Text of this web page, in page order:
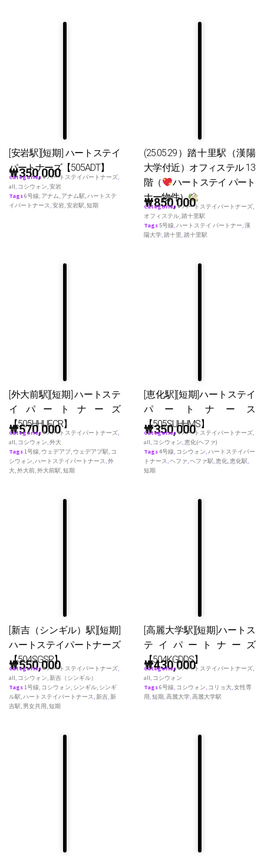
[安岩駅][短期] ハートステイ
パートナーズ【505ADT】
₩350,000
Categories♥ ハートステイパートナーズ
all コシウォン 安岩
Tags6号線 アナム アナム駅 ハートステ
イパートナース 安岩 安岩駅 短期
(25.05.29）踏十里駅（漢陽
大学付近）オフィステル 13
階（
ハートステイ パート
ナー物件）
₩850,000
Categories♥ ハートステイパートナーズ
オフィステル 踏十里駅
Tags 5号線 ハートステイ パートナー 漢
陽大学 踏十里 踏十里駅
[外大前駅][短期] ハートステ
イパートナーズ
【505HHUFCR】
₩570,000
Categories♥ ハートステイパートナーズ,
all, コシウォン,外大
Tags1号線, ウェデアプ, ウェデアプ駅, コ
シウォン,ハートステイパートナース,外
大,外大前,外大前駅,短期
[恵化駅][短期]ハートステイ
パートナース
【505SUHHMS】
₩350,000
Categories♥ ハートステイパートナーズ,
all, コシウォン,恵化(ヘファ)
Tags4号線, コシウォン,ハートステイパー
トナース,ヘファ,ヘファ駅,恵化,恵化駅,
短期
[新吉（シンギル）駅][短期]
ハートステイパートナーズ
【504SGSP】
₩550,000
Categories♥ ハートステイパートナーズ,
all, コシウォン,新吉（シンギル）
Tags1号線, コシウォン, シンギル, シンギ
ル駅,ハートステイパートナース,新吉,新
吉駅, 男女共用,短期
[高麗大学駅][短期]ハートス
テイパートナーズ
【504KGDDS】
₩430,000
Categories♥ ハートステイパートナーズ,
all, コシウォン
Tags6号線, コシウォン, コリョ大,女性専
用,短期,高麗大学,高麗大学駅